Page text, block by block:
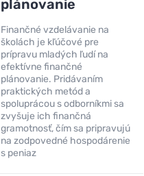
plánovanie
Finančné vzdelávanie na
školách je kľúčové pre
prípravu mladých ľudí na
efektívne finančné
plánovanie. Pridávaním
praktických metód a
spoluprácou s odborníkmi sa
zvyšuje ich finančná
gramotnosť, čím sa pripravujú
na zodpovedné hospodárenie
s peniaz